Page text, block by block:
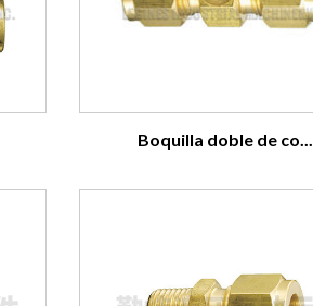
Boquilla doble de co...